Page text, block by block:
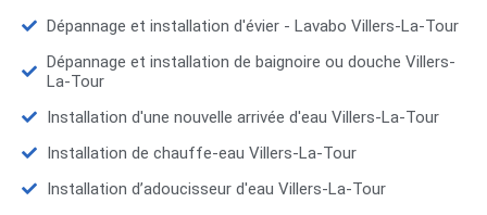
Dépannage et installation d'évier - Lavabo Villers-La-Tour
Dépannage et installation de baignoire ou douche Villers-
La-Tour
Installation d'une nouvelle arrivée d'eau Villers-La-Tour
Installation de chauffe-eau Villers-La-Tour
Installation d’adoucisseur d'eau Villers-La-Tour